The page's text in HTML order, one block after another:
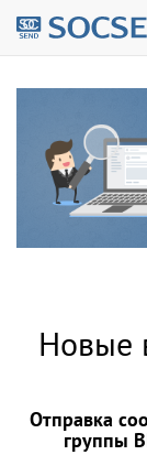
Новые
Отправка
группы